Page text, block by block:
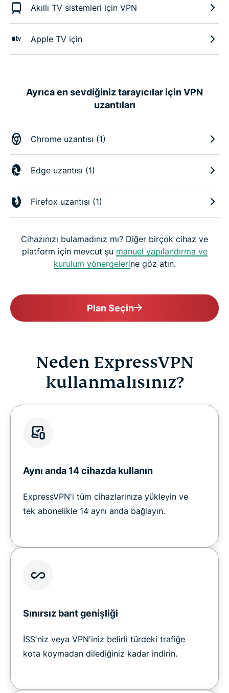
Akıllı TV sistemleri için VPN
Apple TV için
Ayrıca en sevdiğiniz tarayıcılar için VPN
uzantıları
Chrome uzantısı (1)
Edge uzantısı (1)
Firefox uzantısı (1)
Cihazınızı bulamadınız mı? Diğer birçok cihaz ve
platform için mevcut şu manuel yapılandırma ve
kurulum yönergelerine göz atın.
Plan Seçin
Neden ExpressVPN
kullanmalısınız?
Aynı anda 14 cihazda kullanın
ExpressVPN'i tüm cihazlarınıza yükleyin ve
tek abonelikle 14 aynı anda bağlayın.
Sınırsız bant genişliği
İSS'niz veya VPN'iniz belirli türdeki trafiğe
kota koymadan dilediğiniz kadar indirin.